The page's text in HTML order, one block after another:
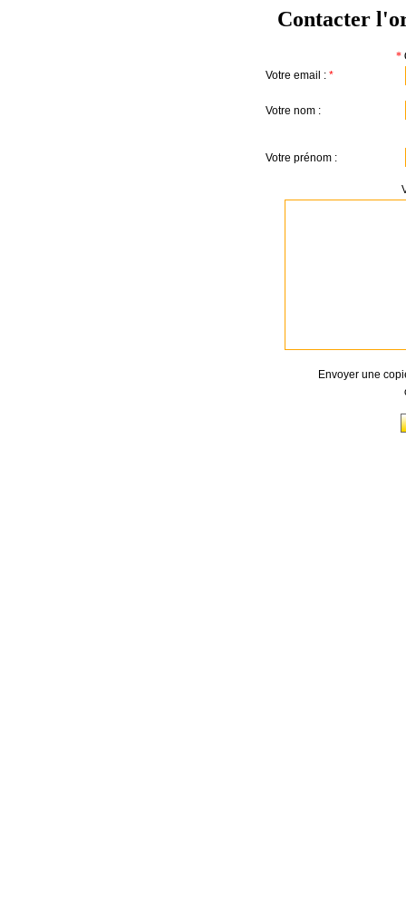
Contacter
*
Votre email : *
Votre nom :
Votre prénom :
Envoyer une